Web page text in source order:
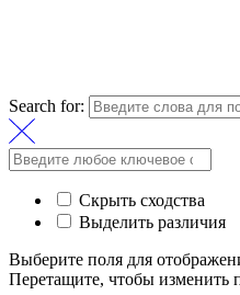
Search for:
Скрыть сходства
Выделить различия
Выберите поля для
Перетащите, чтобы изменить